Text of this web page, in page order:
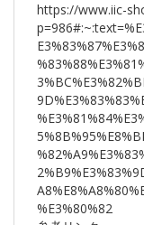
https://www.iic-
%E3%80%82